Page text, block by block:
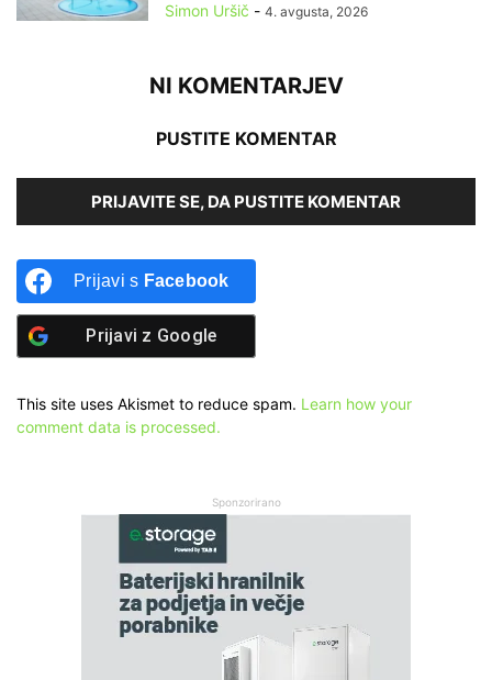
Simon Uršič - 4. avgusta, 2026
NI KOMENTARJEV
PUSTITE KOMENTAR
PRIJAVITE SE, DA PUSTITE KOMENTAR
Prijavi s Facebook
Prijavi z Google
This site uses Akismet to reduce spam. Learn how your
comment data is processed.
Sponzorirano